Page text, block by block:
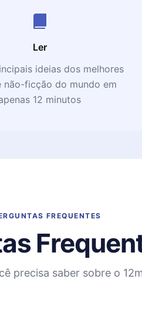
Ler
ideias dos melhores
não-ficção do mundo em
12 minutos
FREQUENTES
precisa saber sobre o